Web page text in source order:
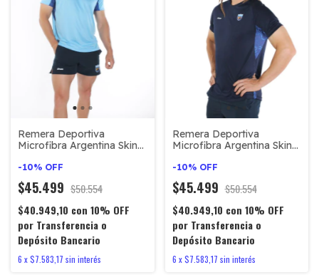
Remera Deportiva
Microfibra Argentina Skin
-10% OFF
$45.499 $50.554
$40.949,10 con 10% OFF
por Transferencia o
Depósito Bancario
6 x$7.583,17 sin interés
Remera Deportiva
Microfibra Argentina Skin
-10% OFF
$45.499 $50.554
$40.949,10 con 10% OFF
por Transferencia o
Depósito Bancario
6 x$7.583,17 sin interés